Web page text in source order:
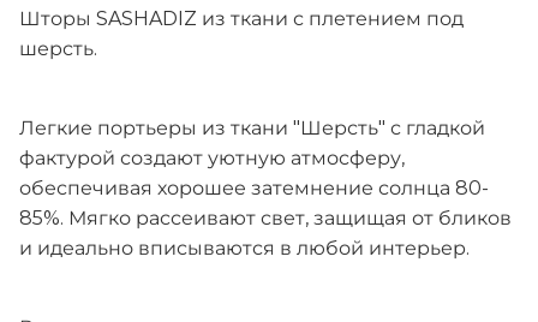
Шторы SASHADIZ из ткани с плетением под
шерсть.
Легкие портьеры из ткани "Шерсть" с гладкой
фактурой создают уютную атмосферу,
обеспечивая хорошее затемнение солнца 80-
85%. Мягко рассеивают свет, защищая от бликов
и идеально вписываются в любой интерьер.